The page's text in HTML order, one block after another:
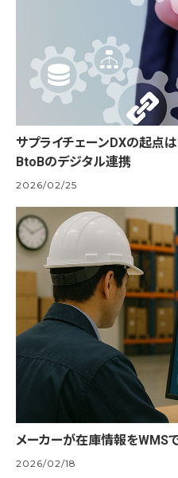
サプライチェーンDXの起点
BtoBのデジタル連携
2026/02/25
メーカーが在庫情報をWMS
2026/02/18